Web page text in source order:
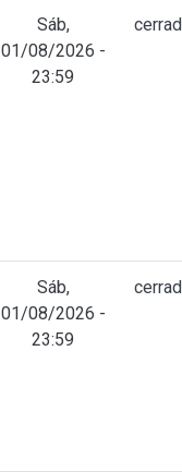
Sáb,
01/08/2026 -
23:59
Sáb,
01/08/2026 -
23:59